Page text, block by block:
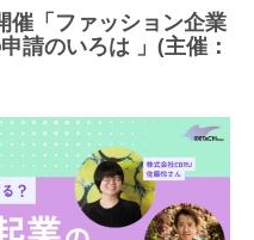
催「ファッション企業
請のいろは 」(主催：